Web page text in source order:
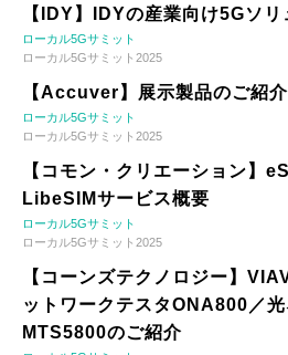
【IDY】IDYの産業向け5Gソ
ローカル5Gサミット
ローカル5Gサミット2025
【Accuver】展示製品のご紹介
ローカル5Gサミット
ローカル5Gサミット2025
【コモン・クリエーション】
LibeSIMサービス概要
ローカル5Gサミット
ローカル5Gサミット2025
【コーンズテクノロジー】
ットワークテスタONA800／
MTS5800のご紹介